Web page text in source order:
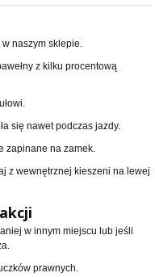
naszym sklepie.
z kilku procentową
się nawet podczas jazdy.
zapinane na zamek.
z wewnętrznej kieszeni na lewej
w innym miejscu lub jeśli
prawnych.